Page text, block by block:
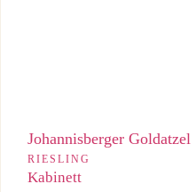
Johannisberger Goldatzel
RIESLING
Kabinett